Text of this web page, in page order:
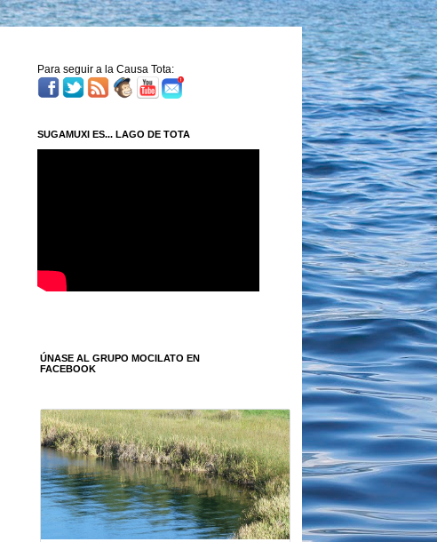
Para seguir a la Causa Tota:
SUGAMUXI ES... LAGO DE TOTA
ÚNASE AL GRUPO MOCILATO EN
FACEBOOK